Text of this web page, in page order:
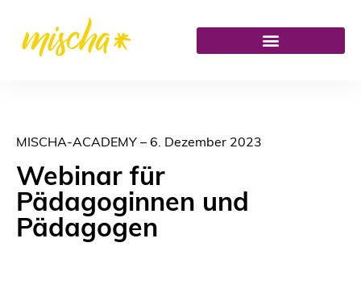
MISCHA-ACADEMY – 6. Dezember 2023
Webinar für
Pädagoginnen und
Pädagogen